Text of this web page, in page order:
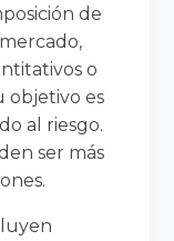
de
o
objetivo es
al riesgo.
ser más